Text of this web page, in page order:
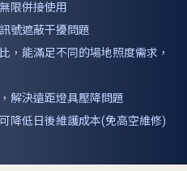
限併接使用
號遮蔽干擾問題
能滿足不同的場地照度需求，
解決遠距燈具壓降問題
降低日後維護成本(免高空維修)